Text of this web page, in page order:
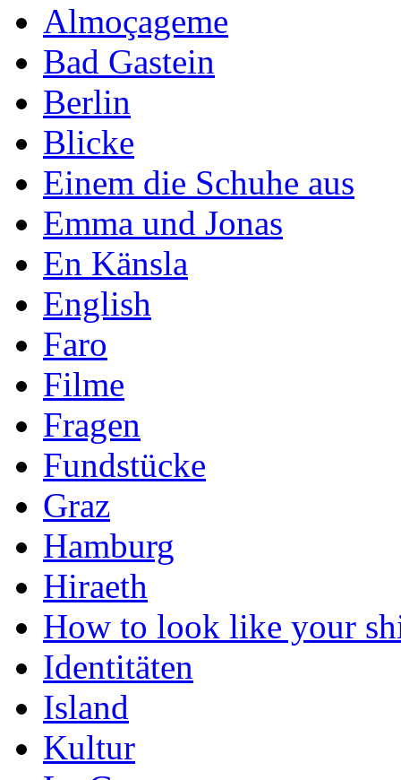
Almoçageme
Bad Gastein
Berlin
Blicke
Einem die Schuhe aus
Emma und Jonas
En Känsla
English
Faro
Filme
Fragen
Fundstücke
Graz
Hamburg
Hiraeth
How to look like your
Identitäten
Island
Kultur